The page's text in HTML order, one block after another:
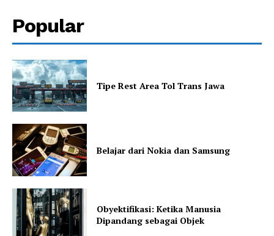
Popular
Tipe Rest Area Tol Trans Jawa
Belajar dari Nokia dan Samsung
Obyektifikasi: Ketika Manusia
Dipandang sebagai Objek